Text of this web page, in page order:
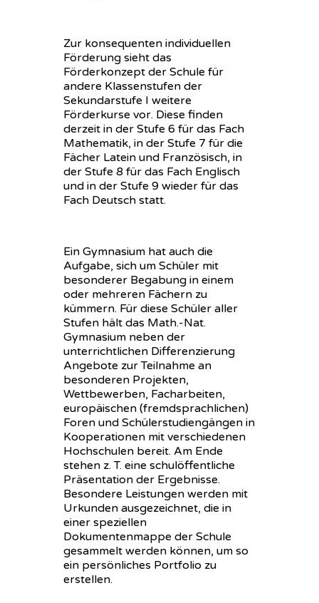
Zur konsequenten individuellen
Förderung sieht das
Förderkonzept der Schule für
andere Klassenstufen der
Sekundarstufe I weitere
Förderkurse vor. Diese finden
derzeit in der Stufe 6 für das Fach
Mathematik, in der Stufe 7 für die
Fächer Latein und Französisch, in
der Stufe 8 für das Fach Englisch
und in der Stufe 9 wieder für das
Fach Deutsch statt.
Ein Gymnasium hat auch die
Aufgabe, sich um Schüler mit
besonderer Begabung in einem
oder mehreren Fächern zu
kümmern. Für diese Schüler aller
Stufen hält das Math.-Nat.
Gymnasium neben der
unterrichtlichen Differenzierung
Angebote zur Teilnahme an
besonderen Projekten,
Wettbewerben, Facharbeiten,
europäischen (fremdsprachlichen)
Foren und Schülerstudiengängen in
Kooperationen mit verschiedenen
Hochschulen bereit. Am Ende
stehen z. T. eine schulöffentliche
Präsentation der Ergebnisse.
Besondere Leistungen werden mit
Urkunden ausgezeichnet, die in
einer speziellen
Dokumentenmappe der Schule
gesammelt werden können, um so
ein persönliches Portfolio zu
erstellen.